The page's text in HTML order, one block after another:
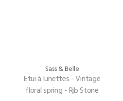
Sass & Belle
Etui à lunettes - Vintage
floral spring - Rjb Stone